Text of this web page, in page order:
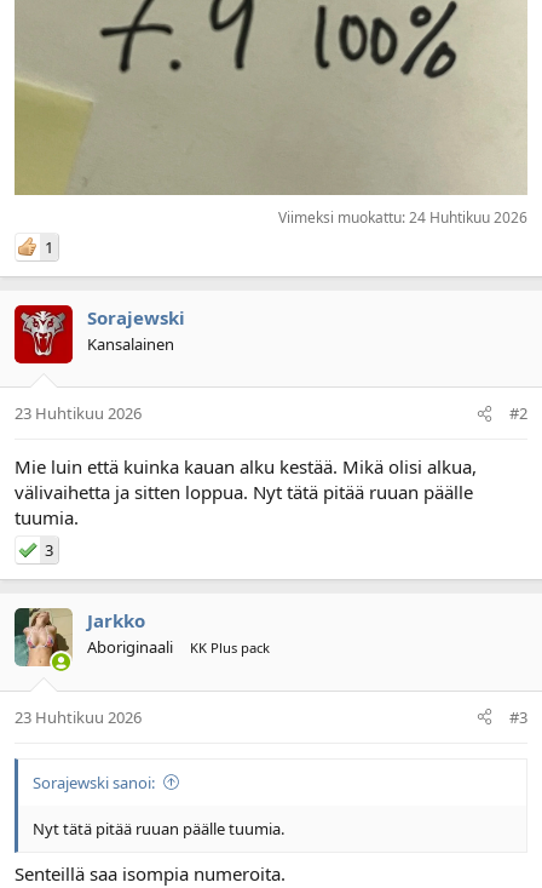
Viimeksi muokattu:24 Huhtikuu 2026
1
Sorajewski
Kansalainen
23 Huhtikuu 2026 #2
Mie luin että kuinka kauan alku kestää. Mikä olisi alkua,
välivaihetta ja sitten loppua. Nyt tätä pitää ruuan päälle
tuumia.
3
Jarkko
Aboriginaali KK Plus pack
23 Huhtikuu 2026 #3
Sorajewski sanoi:
Nyt tätä pitää ruuan päälle tuumia.
Senteillä saa isompia numeroita.